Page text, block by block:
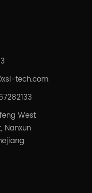
tech.com
West
Nanxun